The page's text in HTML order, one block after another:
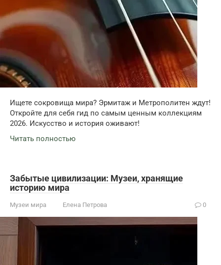
Ищете сокровища мира? Эрмитаж и Метрополитен ждут!
Откройте для себя гид по самым ценным коллекциям
2026. Искусство и история оживают!
Читать полностью
Забытые цивилизации: Музеи, хранящие
историю мира
Музеи мира Елена Петрова 0